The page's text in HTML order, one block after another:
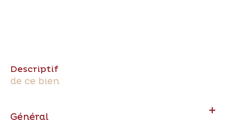
descriptif
de ce bien
Général